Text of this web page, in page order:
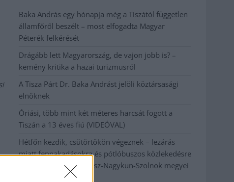
Baka András egy hónapja még a Tiszától független
államfőről beszélt – most elfogadta Magyar
Péterék felkérését
Drágább lett Magyarország, de vajon jobb is? –
kemény kritika a hazai turizmusról
A Tisza Párt Dr. Baka Andrást jelöli köztársasági
elnöknek
Óriási, több mint két méteres harcsát fogott a
Tiszán a 13 éves fiú (VIDEÓVAL)
Hétfőn kezdik, csütörtökön végeznek – lezárás
miatt fennakadásokra és pótlóbuszos közlekedésre
számítsunk az egyik Jász-Nagykun-Szolnok megyei